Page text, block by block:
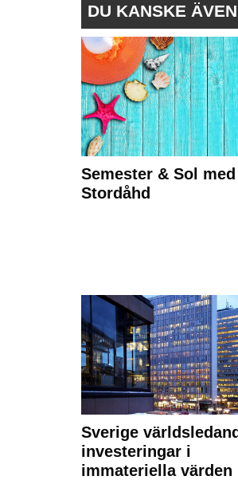
DU KANSKE
Semester & Sol med
Stordåhd
Sverige
investeringar i
immateriella värden